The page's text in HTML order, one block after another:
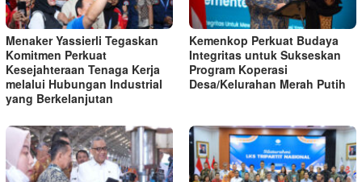
Menaker Yassierli Tegaskan
Komitmen Perkuat
Kesejahteraan Tenaga Kerja
melalui Hubungan Industrial
yang Berkelanjutan
Kemenkop Perkuat Budaya
Integritas untuk Sukseskan
Program Koperasi
Desa/Kelurahan Merah Putih